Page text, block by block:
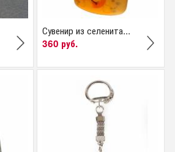
Сувенир из селенита...
360 руб.